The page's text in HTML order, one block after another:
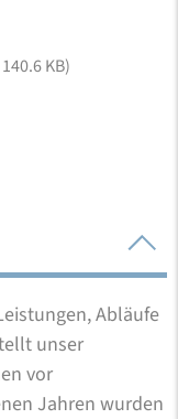
KB)
Abläufe
unser
vor
Jahren wurden